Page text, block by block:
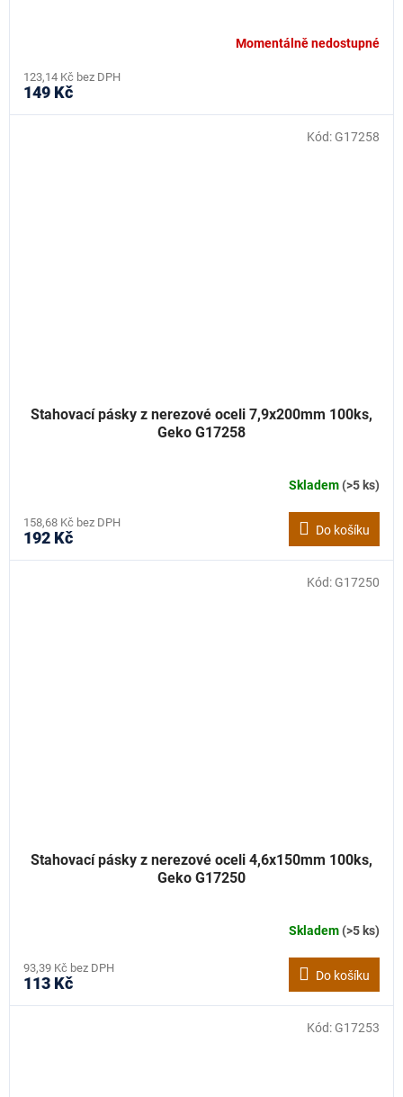
Momentálně nedostupné
123,14 Kč bez DPH
149 Kč
Stahovací pásky z nerezové oceli 7,9x200mm 100ks,
Geko G17258
Skladem(>5 ks)
158,68 Kč bez DPH
192 Kč Do košíku
Kód: G17258
Stahovací pásky z nerezové oceli 4,6x150mm 100ks,
Geko G17250
Skladem(>5 ks)
93,39 Kč bez DPH
113 Kč Do košíku
Kód: G17250
Kód: G17253